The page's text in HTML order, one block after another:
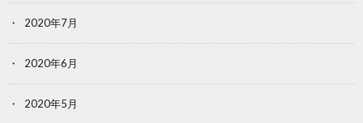
2020年7月
2020年6月
2020年5月